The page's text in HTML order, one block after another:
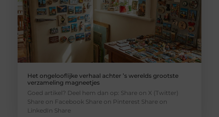
Het ongelooflijke verhaal achter ’s werelds grootste
verzameling magneetjes
Goed artikel? Deel hem dan op: Share on X (Twitter)
Share on Facebook Share on Pinterest Share on
LinkedIn Share